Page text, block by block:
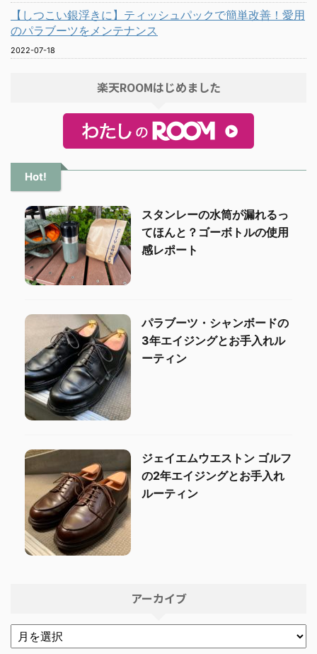
【しつこい銀浮きに】ティッシュパックで簡単改善！愛用
のパラブーツをメンテナンス
2022-07-18
楽天ROOMはじめました
Hot!
スタンレーの水筒が漏れるっ
てほんと？ゴーボトルの使用
感レポート
パラブーツ・シャンボードの
3年エイジングとお手入れル
ーティン
ジェイエムウエストン ゴルフ
の2年エイジングとお手入れ
ルーティン
アーカイブ